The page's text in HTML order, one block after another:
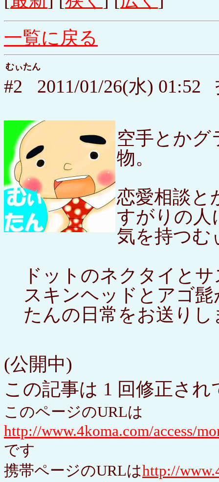
一覧に戻る
むぃたん
#2 2011/01/26(水) 01:52
空手とかグ
物。
恋愛相談と
すがりの人
気を持つむ
ドットのネクタイと
スキンヘッドとアゴ
たんの日常をお送りし
(公開中)
この記事は 1 回修正され
このページのURLは
http://www.4koma.com/access/
です
携帯ページのURLはhttp://